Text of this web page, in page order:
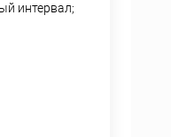
интервал;